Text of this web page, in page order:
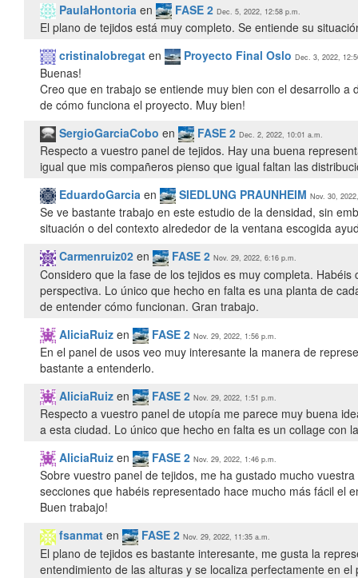
PaulaHontoria en FASE 2 Dec. 5, 2022, 12:58 p.m.
El plano de tejidos está muy completo. Se entiende su
cristinalobregat en Proyecto Final Oslo Dec. 3, 2022,
Buenas!
Creo que en trabajo se entiende muy bien con el desarrollo
de cómo funciona el proyecto. Muy bien!
SergioGarciaCobo en FASE 2 Dec. 2, 2022, 10:01 a.m.
Respecto a vuestro panel de tejidos. Hay una buena
EduardoGarcia en SIEDLUNG PRAUNHEIM Nov. 30,
Se ve bastante trabajo en este estudio de la densidad, sin
situación o del contexto alrededor de la ventana escogida
Carmenruiz02 en FASE 2 Nov. 29, 2022, 6:16 p.m.
Considero que la fase de los tejidos es muy completa.
perspectiva. Lo único que hecho en falta es una planta de
de entender cómo funcionan. Gran trabajo.
AliciaRuiz en FASE 2 Nov. 29, 2022, 1:56 p.m.
En el panel de usos veo muy interesante la manera de
bastante a entenderlo.
AliciaRuiz en FASE 2 Nov. 29, 2022, 1:51 p.m.
Respecto a vuestro panel de utopía me parece muy buena
AliciaRuiz en FASE 2 Nov. 29, 2022, 1:46 p.m.
Sobre vuestro panel de tejidos, me ha gustado mucho
secciones que habéis representado hace mucho más fácil el
Buen trabajo!
fsanmat en FASE 2 Nov. 29, 2022, 11:35 a.m.
El plano de tejidos es bastante interesante, me gusta la
entendimiento de las alturas y se localiza perfectamente en el